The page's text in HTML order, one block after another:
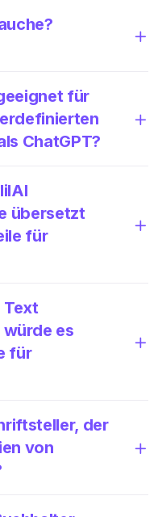
für
ChatGPT?
übersetzt
für
Text
es
für
der
von